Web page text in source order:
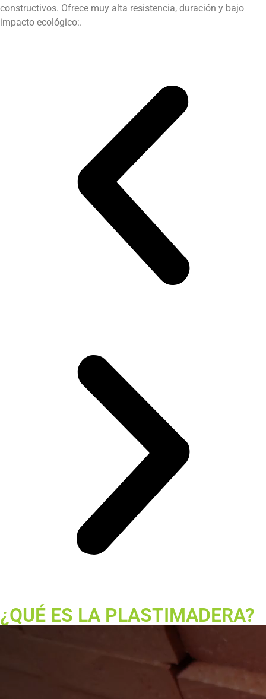
constructivos. Ofrece muy alta resistencia, duración y bajo
impacto ecológico:.
¿QUÉ ES LA PLASTIMADERA?